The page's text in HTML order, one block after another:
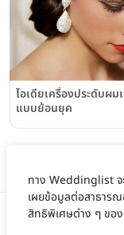
ทาง Weddinglist จ
เผยข้อมูลต่อสาธารณ
สิทธิพิเศษต่าง ๆ ขอ
ไอเดียเครื่องประดับผ
แบบย้อนยุค